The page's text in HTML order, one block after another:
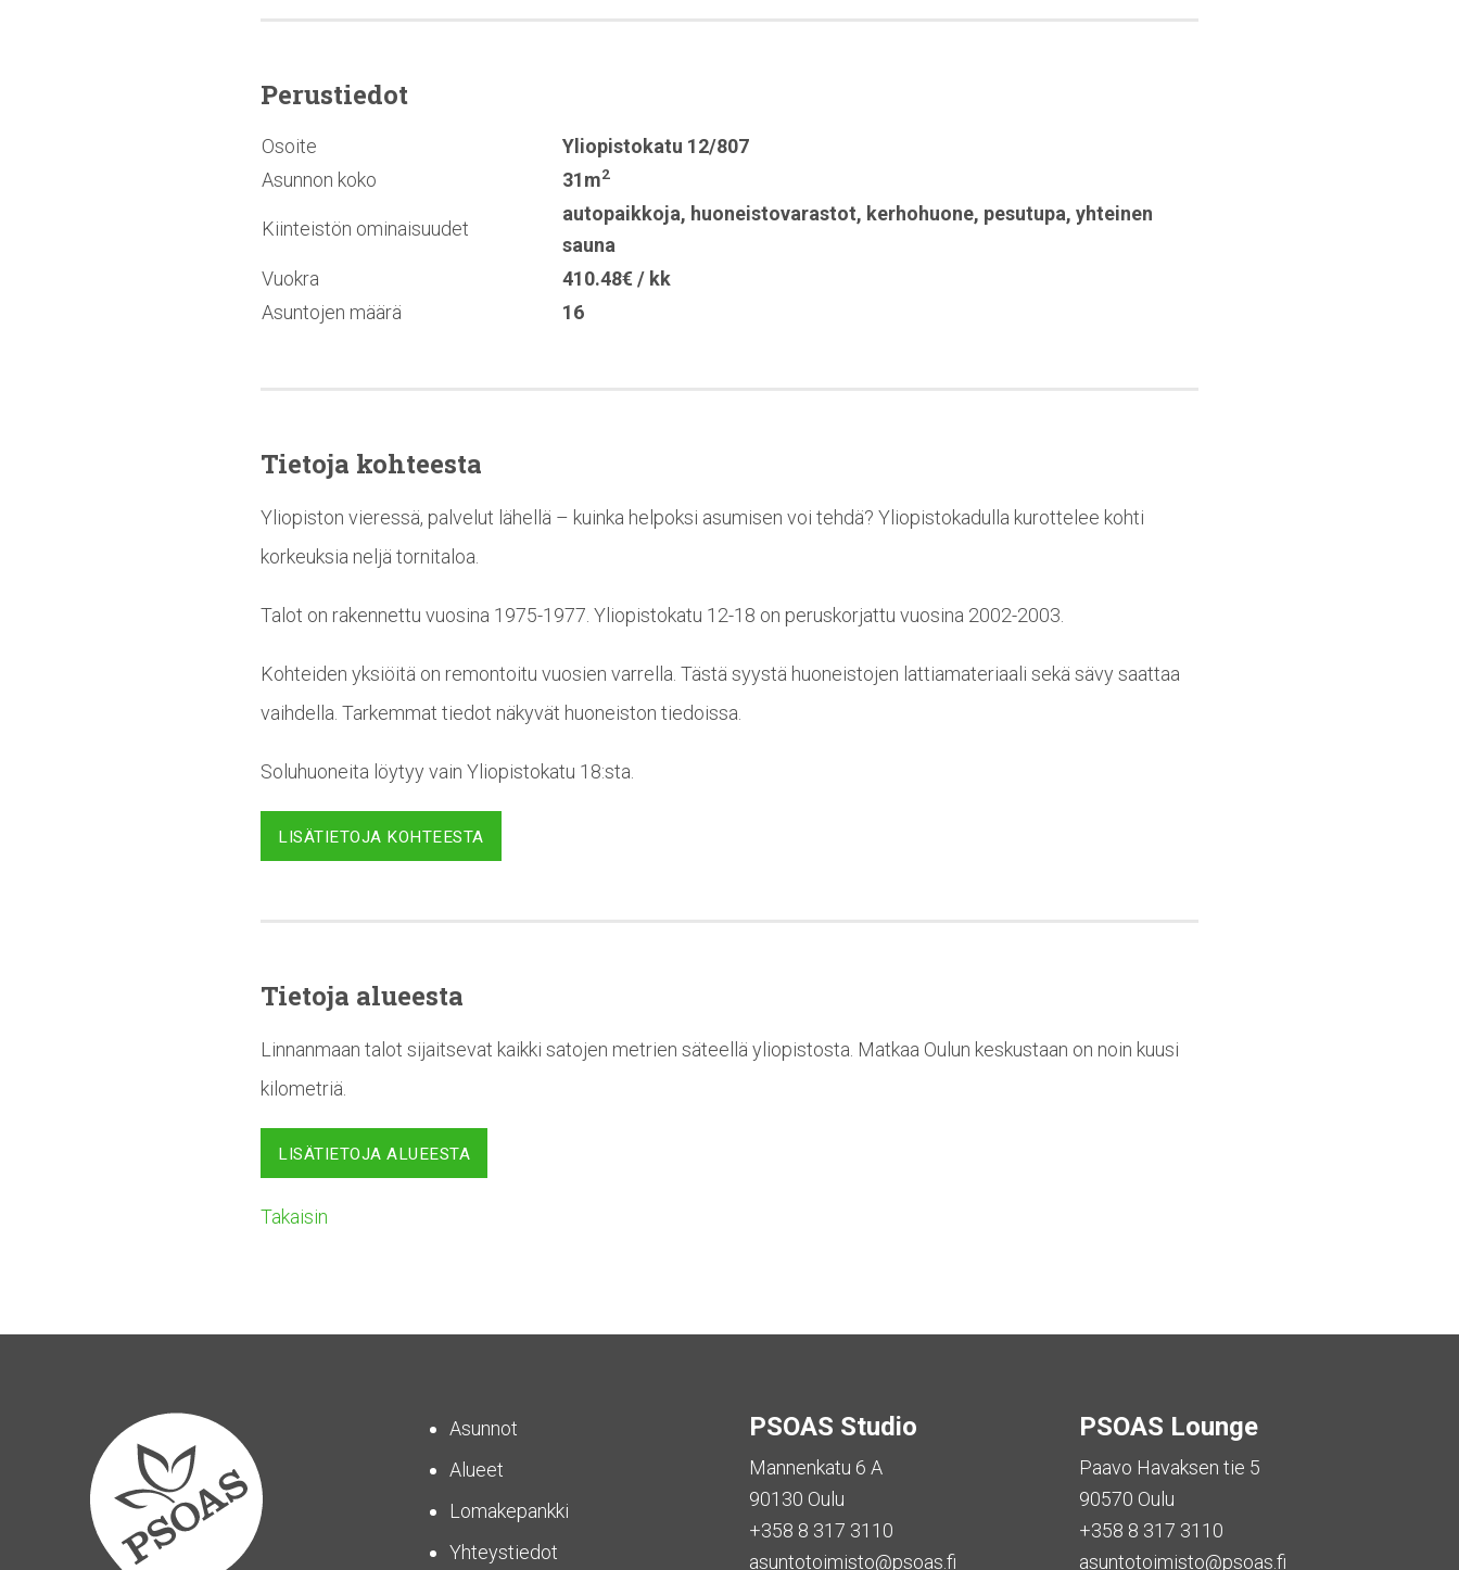
Perustiedot
Osoite
Yliopistokatu 12/807
Asunnon koko
31m2
Kiinteistön ominaisuudet
autopaikkoja, huoneistovarastot, kerhohuone, pesutupa, yhteinen
sauna
Vuokra
410.48€ / kk
Asuntojen määrä
16
Tietoja kohteesta
Yliopiston vieressä, palvelut lähellä – kuinka helpoksi asumisen voi tehdä? Yliopistokadulla kurottelee kohti
korkeuksia neljä tornitaloa.
Talot on rakennettu vuosina 1975-1977. Yliopistokatu 12-18 on peruskorjattu vuosina 2002-2003.
Kohteiden yksiöitä on remontoitu vuosien varrella. Tästä syystä huoneistojen lattiamateriaali sekä sävy saattaa
vaihdella. Tarkemmat tiedot näkyvät huoneiston tiedoissa.
Soluhuoneita löytyy vain Yliopistokatu 18:sta.
LISÄTIETOJA KOHTEESTA
Tietoja alueesta
Linnanmaan talot sijaitsevat kaikki satojen metrien säteellä yliopistosta. Matkaa Oulun keskustaan on noin kuusi
kilometriä.
LISÄTIETOJA ALUEESTA
Takaisin
Asunnot
Alueet
Lomakepankki
Yhteystiedot
PSOAS Studio
Mannenkatu 6 A
90130 Oulu
+358 8 317 3110
asuntotoimisto@psoas.fi
PSOAS Lounge
Paavo Havaksen tie 5
90570 Oulu
+358 8 317 3110
asuntotoimisto@psoas.fi